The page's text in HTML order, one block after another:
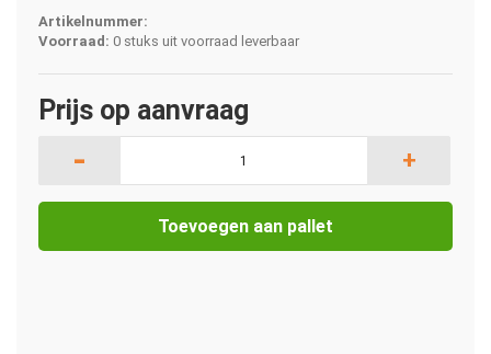
Artikelnummer:
Voorraad: 0 stuks uit voorraad leverbaar
Prijs op aanvraag
- +
Toevoegen aan pallet